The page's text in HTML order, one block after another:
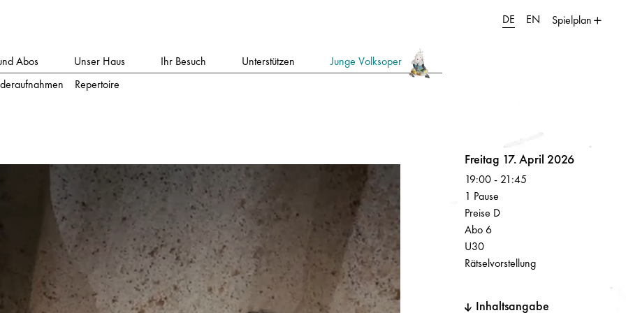
Repertoire
Abos Unser Haus Ihr Besuch Unterstützen Junge Volksoper
DE EN Spielplan
Übertiteln
Volksoper
Freitag 17. April 2026
19:00- 21:45
1 Pause
Preise D
Abo 6
U30
Rätselvorstellung
Inhaltsangabe